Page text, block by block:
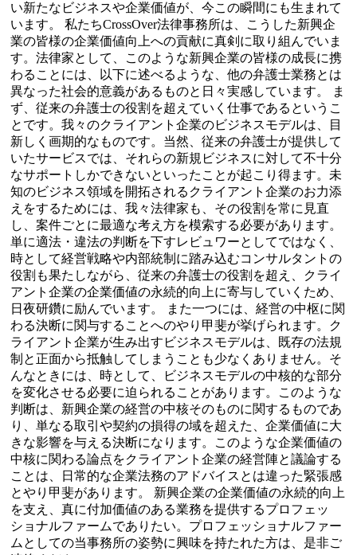
い新たなビジネスや企業価値が、今この瞬間にも生まれて
います。 私たちCrossOver法律事務所は、こうした新興企
業の皆様の企業価値向上への貢献に真剣に取り組んでいま
す。法律家として、このような新興企業の皆様の成長に携
わることには、以下に述べるような、他の弁護士業務とは
異なった社会的意義があるものと日々実感しています。 ま
ず、従来の弁護士の役割を超えていく仕事であるというこ
とです。我々のクライアント企業のビジネスモデルは、目
新しく画期的なものです。当然、従来の弁護士が提供して
いたサービスでは、それらの新規ビジネスに対して不十分
なサポートしかできないといったことが起こり得ます。未
知のビジネス領域を開拓されるクライアント企業のお力添
えをするためには、我々法律家も、その役割を常に見直
し、案件ごとに最適な考え方を模索する必要があります。
単に適法・違法の判断を下すレビュワーとしてではなく、
時として経営戦略や内部統制に踏み込むコンサルタントの
役割も果たしながら、従来の弁護士の役割を超え、クライ
アント企業の企業価値の永続的向上に寄与していくため、
日夜研鑽に励んでいます。 また一つには、経営の中枢に関
わる決断に関与することへのやり甲斐が挙げられます。ク
ライアント企業が生み出すビジネスモデルは、既存の法規
制と正面から抵触してしまうことも少なくありません。そ
んなときには、時として、ビジネスモデルの中核的な部分
を変化させる必要に迫られることがあります。このような
判断は、新興企業の経営の中核そのものに関するものであ
り、単なる取引や契約の損得の域を超えた、企業価値に大
きな影響を与える決断になります。このような企業価値の
中核に関わる論点をクライアント企業の経営陣と議論する
ことは、日常的な企業法務のアドバイスとは違った緊張感
とやり甲斐があります。 新興企業の企業価値の永続的向上
を支え、真に付加価値のある業務を提供するプロフェッ
ショナルファームでありたい。プロフェッショナルファー
ムとしての当事務所の姿勢に興味を持たれた方は、是非ご